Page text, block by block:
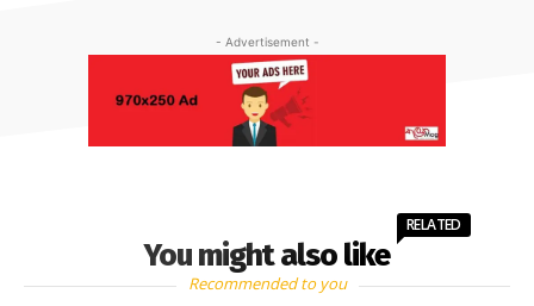
- Advertisement -
You might also like
RELATED
Recommended to you